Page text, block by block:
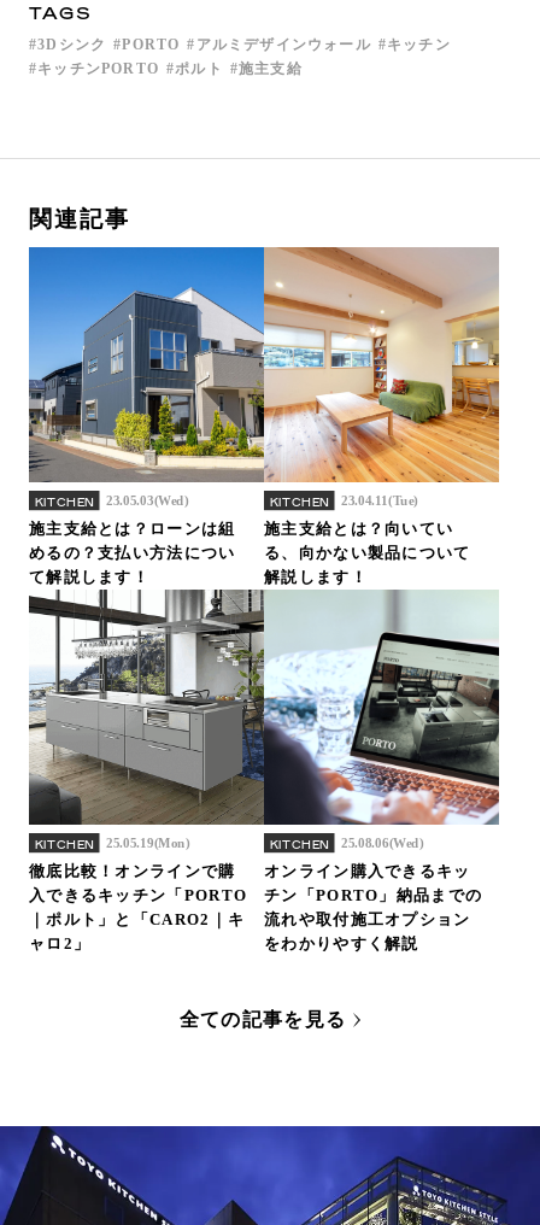
TAGS
3Dシンク PORTO アルミデザインウォール
キッチン
キッチンPORTO
ポルト 施主支給
関連記事
KITCHEN 23.05.03(Wed)
施主支給とは？ローンは組
めるの？支払い方法につい
て解説します！
KITCHEN 23.04.11(Tue)
施主支給とは？向いてい
る、向かない製品について
解説します！
KITCHEN 25.05.19(Mon)
徹底比較！オンラインで購
入できるキッチン「PORTO
｜ポルト」と「CARO2｜キ
ャロ2」
KITCHEN 25.08.06(Wed)
オンライン購入できるキッ
チン「PORTO」納品までの
流れや取付施工オプション
をわかりやすく解説
全ての記事を見る